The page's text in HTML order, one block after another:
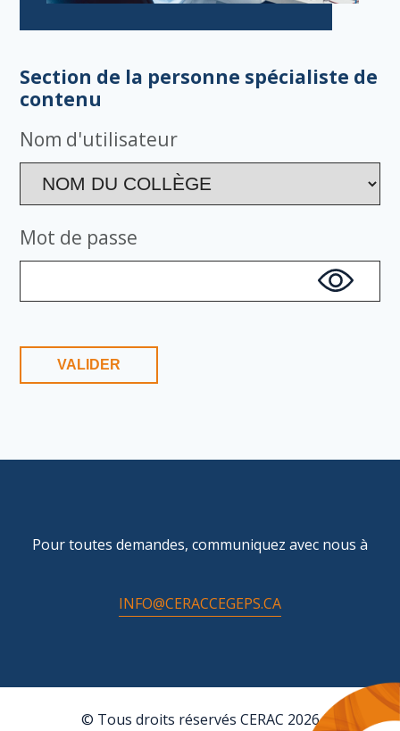
Section de la personne spécialiste de
contenu
Nom d'utilisateur
Mot de passe
Pour toutes demandes, communiquez avec nous à
INFO@CERACCEGEPS.CA
© Tous droits réservés CERAC 2026